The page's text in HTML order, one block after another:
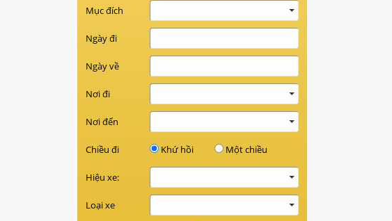
Mục đích
Ngày đi
Ngày về
Nơi đi
Nơi đến
Chiều đi Khứ hồi Một chiều
Hiệu xe:
Loại xe